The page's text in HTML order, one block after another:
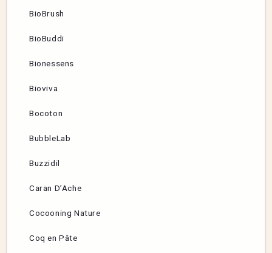
BioBrush
BioBuddi
Bionessens
Bioviva
Bocoton
BubbleLab
Buzzidil
Caran D’Ache
Cocooning Nature
Coq en Pâte